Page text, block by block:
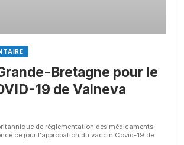
Bretagne pour le
19 de Valneva
de réglementation des médicaments
ce jour l'approbation du vaccin Covid-19 de